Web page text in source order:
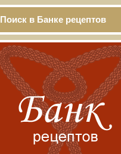
Поиск в Банке рецептов